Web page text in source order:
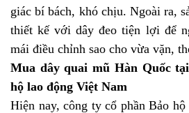
giác bí bách, khó chịu. Ngoài ra,
thiết kế với dây đeo tiện lợi để
mái điều chỉnh sao cho vừa vặn,
Mua dây quai mũ Hàn Quốc
hộ lao động Việt Nam
Hiện nay, công ty cổ phần Bảo